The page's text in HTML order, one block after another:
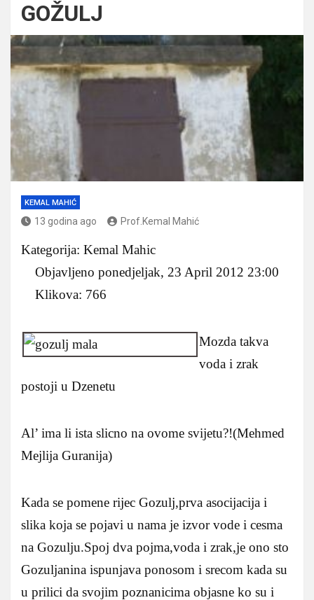
GOŽULJ
KEMAL MAHIĆ
13 godina ago Prof.Kemal Mahić
Kategorija: Kemal Mahic
Objavljeno ponedjeljak, 23 April 2012 23:00
Klikova: 766
Mozda takva
voda i zrak
postoji u Dzenetu
Al’ ima li ista slicno na ovome svijetu?!(Mehmed
Mejlija Guranija)
Kada se pomene rijec Gozulj,prva asocijacija i
slika koja se pojavi u nama je izvor vode i cesma
na Gozulju.Spoj dva pojma,voda i zrak,je ono sto
Gozuljanina ispunjava ponosom i srecom kada su
u prilici da svojim poznanicima objasne ko su i